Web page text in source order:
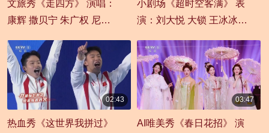
文旅秀《走四方》 演唱：
康辉 撒贝宁 朱广权 尼格
小剧场《超时空客满》 表
演：刘大悦 大锁 王冰冰
02:43
热血秀《这世界我拼过》
03:47
AI唯美秀《春日花招》 演